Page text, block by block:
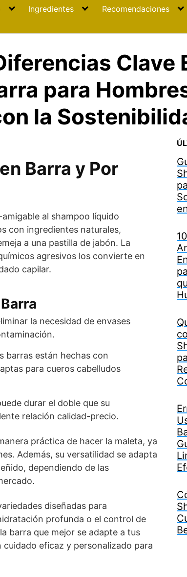
Ingredientes Recomendaciones
Clave
para
la
Barra y Por
al shampoo líquido
con ingredientes naturales,
a una pastilla de jabón. La
agresivos los convierte en
capilar.
la necesidad de envases
barras están hechas con
para cueros cabelludos
durar el doble que su
relación calidad-precio.
práctica de hacer la maleta, ya
Además, su versatilidad se adapta
dependiendo de las
diseñadas para
profunda o el control de
barra que mejor se adapte a tus
eficaz y personalizado para